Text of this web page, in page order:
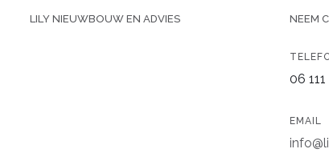
LILY NIEUWBOUW EN ADVIES NEEM
06
EMAIL